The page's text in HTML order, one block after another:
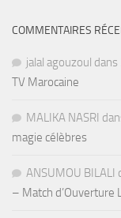
COMMENTAIRES
jalal agouzoul dans
TV Marocaine
MALIKA NASRI
magie célèbres
ANSUMOU BILALI
– Match d’Ouverture